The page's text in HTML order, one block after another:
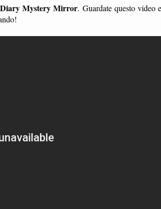
Diary Mystery Mirror. Guardate questo video